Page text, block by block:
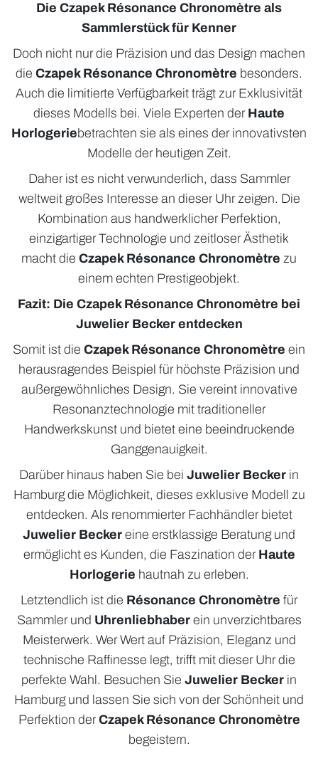
Die Czapek Résonance Chronomètre als
Sammlerstück für Kenner
Doch nicht nur die Präzision und das Design machen
die Czapek Résonance Chronomètre besonders.
Auch die limitierte Verfügbarkeit trägt zur Exklusivität
dieses Modells bei. Viele Experten der Haute
Horlogeriebetrachten sie als eines der innovativsten
Modelle der heutigen Zeit.
Daher ist es nicht verwunderlich, dass Sammler
weltweit großes Interesse an dieser Uhr zeigen. Die
Kombination aus handwerklicher Perfektion,
einzigartiger Technologie und zeitloser Ästhetik
macht die Czapek Résonance Chronomètre zu
einem echten Prestigeobjekt.
Fazit: Die Czapek Résonance Chronomètre bei
Juwelier Becker entdecken
Somit ist die Czapek Résonance Chronomètre ein
herausragendes Beispiel für höchste Präzision und
außergewöhnliches Design. Sie vereint innovative
Resonanztechnologie mit traditioneller
Handwerkskunst und bietet eine beeindruckende
Ganggenauigkeit.
Darüber hinaus haben Sie bei Juwelier Becker in
Hamburg die Möglichkeit, dieses exklusive Modell zu
entdecken. Als renommierter Fachhändler bietet
Juwelier Becker eine erstklassige Beratung und
ermöglicht es Kunden, die Faszination der Haute
Horlogerie hautnah zu erleben.
Letztendlich ist die Résonance Chronomètre für
Sammler und Uhrenliebhaberein unverzichtbares
Meisterwerk. Wer Wert auf Präzision, Eleganz und
technische Raffinesse legt, trifft mit dieser Uhr die
perfekte Wahl. Besuchen Sie Juwelier Becker in
Hamburg und lassen Sie sich von der Schönheit und
Perfektion derCzapek Résonance Chronomètre
begeistern.